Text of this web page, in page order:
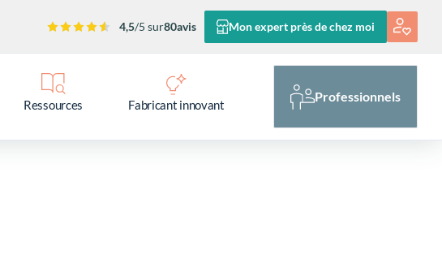
4,5/5 sur80avis Mon expert près de chez moi
Ressources Fabricant innovant
Professionnels